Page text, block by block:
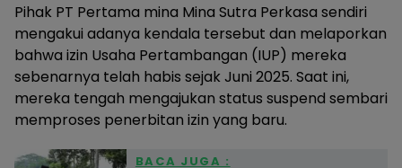
​Pihak PT Pertama mina Mina Sutra Perkasa sendiri
mengakui adanya kendala tersebut dan melaporkan
bahwa izin Usaha Pertambangan (IUP) mereka
sebenarnya telah habis sejak Juni 2025. Saat ini,
mereka tengah mengajukan status suspend sembari
memproses penerbitan izin yang baru.
BACA JUGA :